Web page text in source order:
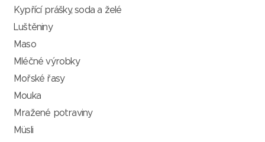
Kypřící prášky, soda a želé
Luštěniny
Maso
Mléčné výrobky
Mořské řasy
Mouka
Mražené potraviny
Müsli